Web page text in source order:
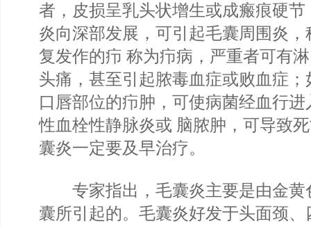
者，皮损呈乳头状增生或成瘢痕硬
炎向深部发展，可引起毛囊周围炎
复发作的疖 称为疖病，严重者可有
头痛，甚至引起脓毒血症或败血症
口唇部位的疖肿，可使病菌经血行
性血栓性静脉炎或 脑脓肿，可导致
囊炎一定要及早治疗。
专家指出，毛囊炎主要是由金黄
囊所引起的。毛囊炎好发于头面颈